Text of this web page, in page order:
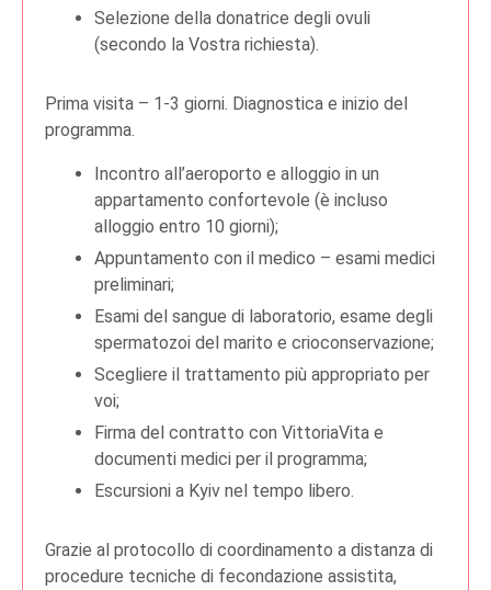
Selezione della donatrice degli ovuli
(secondo la Vostra richiesta).
Prima visita – 1-3 giorni. Diagnostica e inizio del
programma.
Incontro all’aeroporto e alloggio in un
appartamento confortevole (è incluso
alloggio entro 10 giorni);
Appuntamento con il medico – esami medici
preliminari;
Esami del sangue di laboratorio, esame degli
spermatozoi del marito e crioconservazione;
Scegliere il trattamento più appropriato per
voi;
Firma del contratto con VittoriaVita e
documenti medici per il programma;
Escursioni a Kyiv nel tempo libero.
Grazie al protocollo di coordinamento a distanza di
procedure tecniche di fecondazione assistita,